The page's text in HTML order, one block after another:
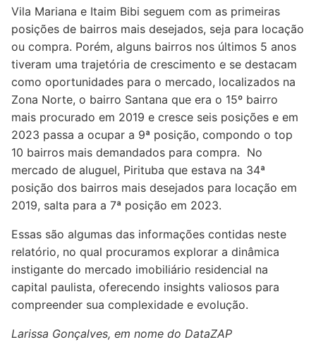
Vila Mariana e Itaim Bibi seguem com as primeiras
posições de bairros mais desejados, seja para locação
ou compra. Porém, alguns bairros nos últimos 5 anos
tiveram uma trajetória de crescimento e se destacam
como oportunidades para o mercado, localizados na
Zona Norte, o bairro Santana que era o 15º bairro
mais procurado em 2019 e cresce seis posições e em
2023 passa a ocupar a 9ª posição, compondo o top
10 bairros mais demandados para compra. No
mercado de aluguel, Pirituba que estava na 34ª
posição dos bairros mais desejados para locação em
2019, salta para a 7ª posição em 2023.
Essas são algumas das informações contidas neste
relatório, no qual procuramos explorar a dinâmica
instigante do mercado imobiliário residencial na
capital paulista, oferecendo insights valiosos para
compreender sua complexidade e evolução.
Larissa Gonçalves, em nome do DataZAP